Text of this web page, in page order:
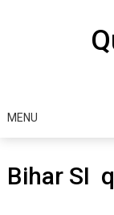
MENU
Bihar SI